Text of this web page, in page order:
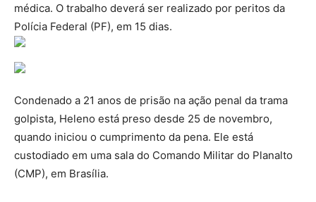
médica. O trabalho deverá ser realizado por peritos da
Polícia Federal (PF), em 15 dias.
Condenado a 21 anos de prisão na ação penal da trama
golpista, Heleno está preso desde 25 de novembro,
quando iniciou o cumprimento da pena. Ele está
custodiado em uma sala do Comando Militar do Planalto
(CMP), em Brasília.